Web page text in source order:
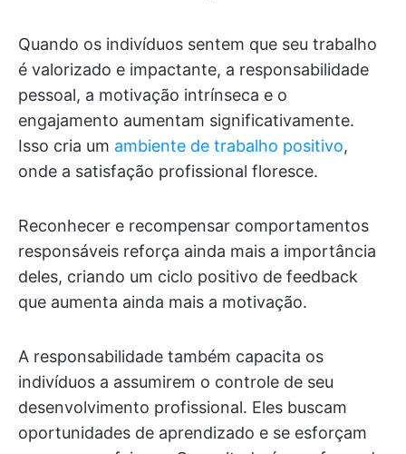
Quando os indivíduos sentem que seu trabalho
é valorizado e impactante, a responsabilidade
pessoal, a motivação intrínseca e o
engajamento aumentam significativamente.
Isso cria um ambiente de trabalho positivo,
onde a satisfação profissional floresce.
Reconhecer e recompensar comportamentos
responsáveis reforça ainda mais a importância
deles, criando um ciclo positivo de feedback
que aumenta ainda mais a motivação.
A responsabilidade também capacita os
indivíduos a assumirem o controle de seu
desenvolvimento profissional. Eles buscam
oportunidades de aprendizado e se esforçam